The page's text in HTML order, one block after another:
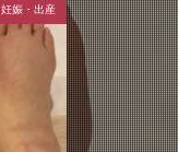
妊娠・出産